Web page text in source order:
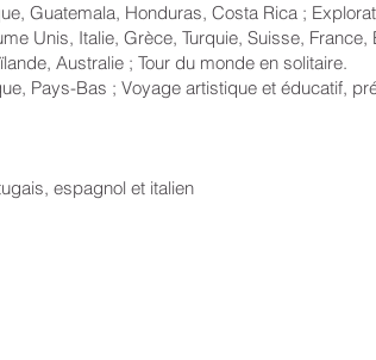
Honduras, Costa Rica ;
Unis, Italie, Grèce, Turquie, Suisse,
; Tour du monde en solitaire.
Bas ; Voyage artistique et éducatif,
espagnol et italien